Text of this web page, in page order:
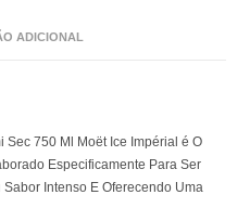
ADICIONAL
750 Ml Moët Ice Impérial é O
Especificamente Para Ser
Intenso E Oferecendo Uma